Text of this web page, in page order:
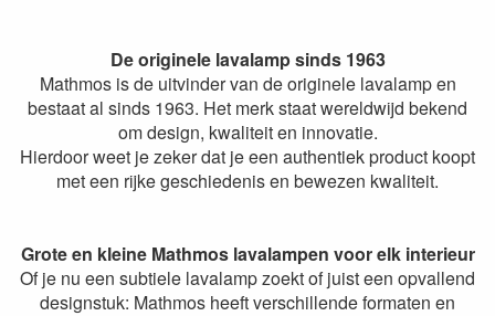
De originele lavalamp sinds 1963
Mathmos is de uitvinder van de originele lavalamp en
bestaat al sinds 1963. Het merk staat wereldwijd bekend
om design, kwaliteit en innovatie.
Hierdoor weet je zeker dat je een authentiek product koopt
met een rijke geschiedenis en bewezen kwaliteit.
Grote en kleine Mathmos lavalampen voor elk interieur
Of je nu een subtiele lavalamp zoekt of juist een opvallend
designstuk: Mathmos heeft verschillende formaten en